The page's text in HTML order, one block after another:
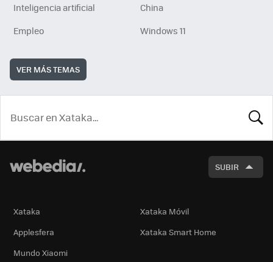
Inteligencia artificial
China
Empleo
Windows 11
VER MÁS TEMAS
SUBIR
Xataka
Xataka Móvil
Applesfera
Xataka Smart Home
Mundo Xiaomi